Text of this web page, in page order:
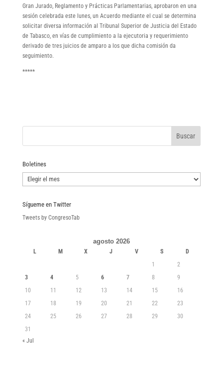
Gran Jurado, Reglamento y Prácticas Parlamentarias, aprobaron en una
sesión celebrada este lunes, un Acuerdo mediante el cual se determina
solicitar diversa información al Tribunal Superior de Justicia del Estado
de Tabasco, en vías de cumplimiento a la ejecutoria y requerimiento
derivado de tres juicios de amparo a los que dicha comisión da
seguimiento.
*****
Boletines
Boletines
Sígueme en Twitter
Tweets by CongresoTab
agosto 2026
L M X J V S
D
1
2
3
4 5 6 7 8
9
10
11 12 13 14 15
16
17
18 19 20 21 22
23
24
25 26 27 28 29
30
31
« Jul